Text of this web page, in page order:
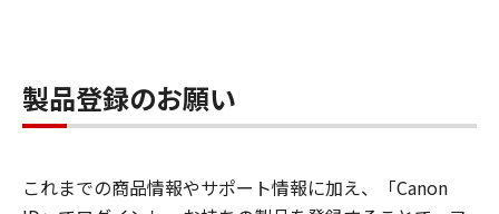
製品登録のお願い
これまでの商品情報やサポート情報に加え、「Canon